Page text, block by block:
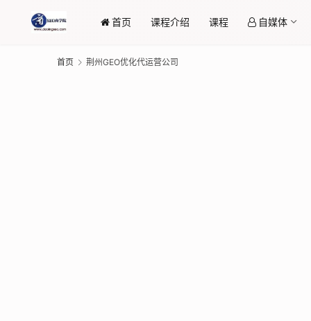
首页 课程介绍 课程 自媒体
首页 荆州GEO优化代运营公司